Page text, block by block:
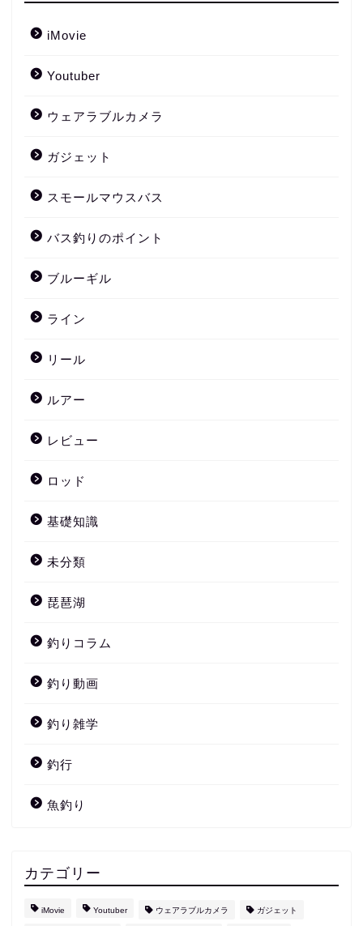
iMovie
Youtuber
ウェアラブルカメラ
ガジェット
スモールマウスバス
バス釣りのポイント
ブルーギル
ライン
リール
ルアー
レビュー
ロッド
基礎知識
未分類
琵琶湖
釣りコラム
釣り動画
釣り雑学
釣行
魚釣り
カテゴリー
iMovie Youtuber ウェアラブルカメラ ガジェット